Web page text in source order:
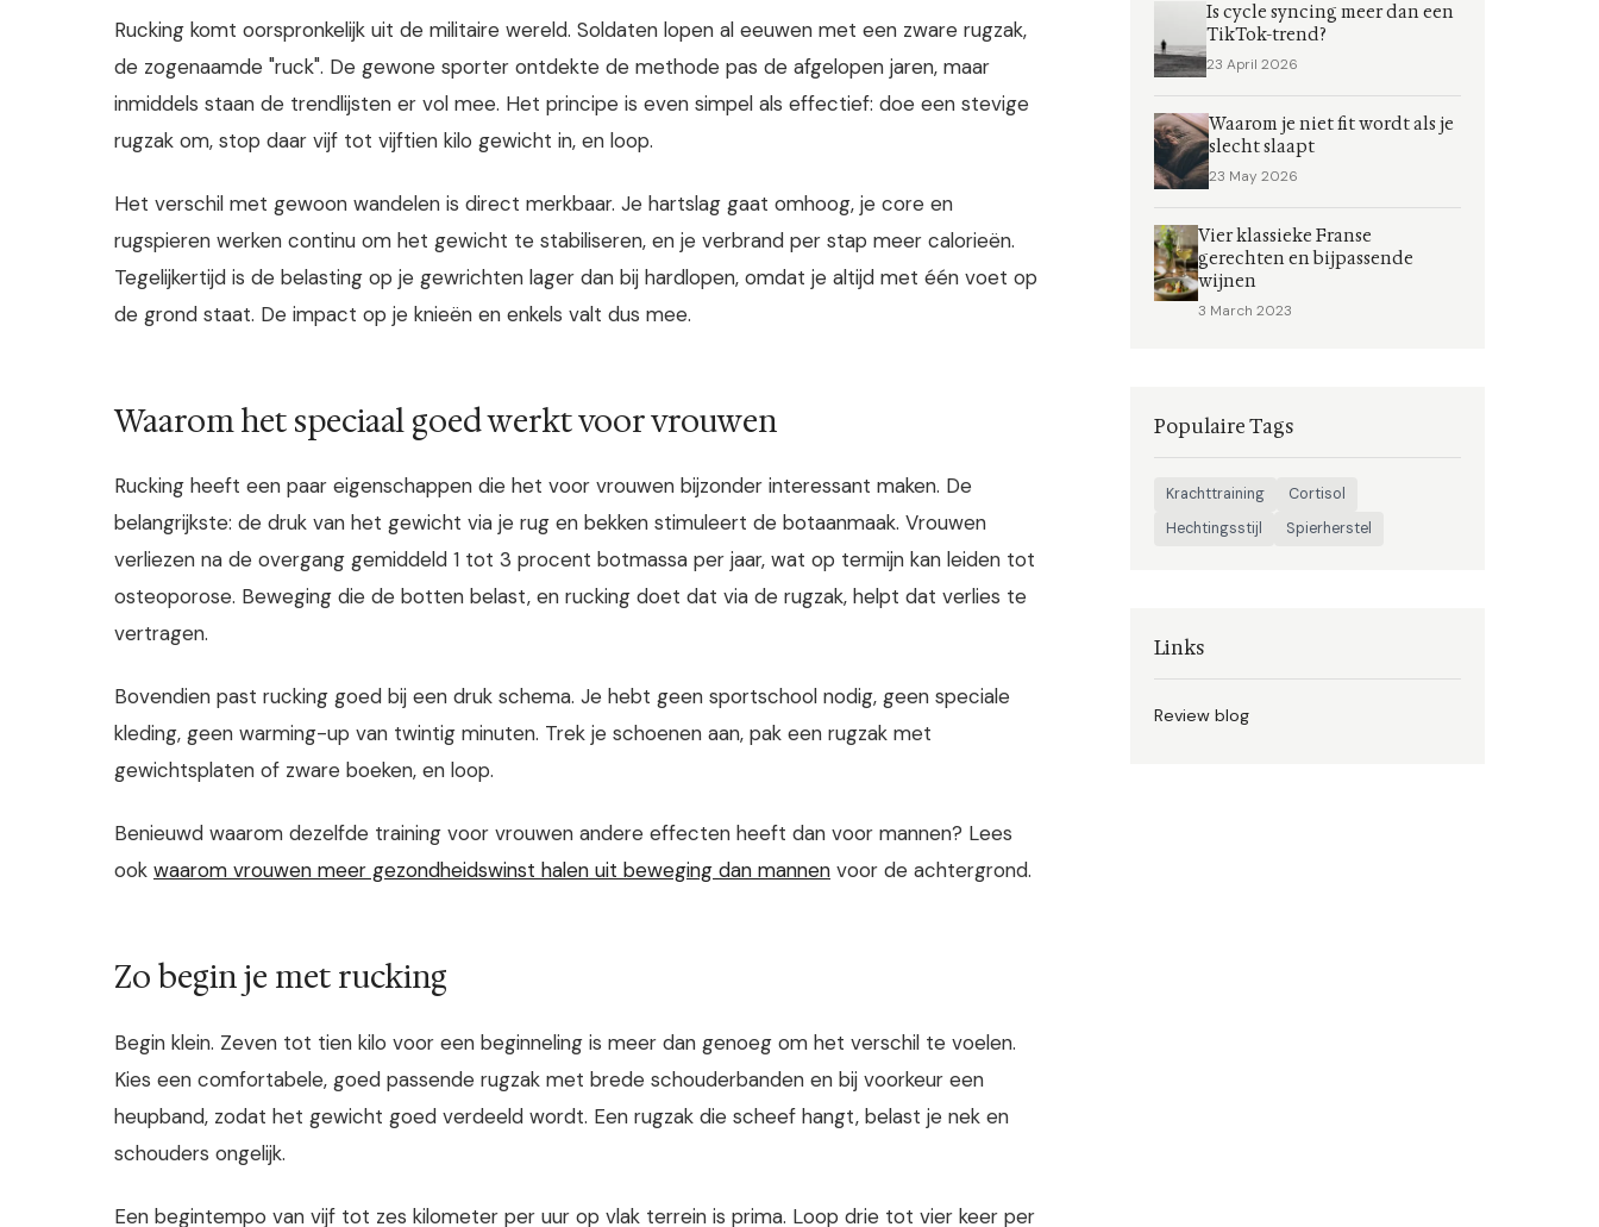
Rucking komt oorspronkelijk uit de militaire wereld. Soldaten lopen al eeuwen met een zware rugzak,
de zogenaamde "ruck". De gewone sporter ontdekte de methode pas de afgelopen jaren, maar
inmiddels staan de trendlijsten er vol mee. Het principe is even simpel als effectief: doe een stevige
rugzak om, stop daar vijf tot vijftien kilo gewicht in, en loop.
Het verschil met gewoon wandelen is direct merkbaar. Je hartslag gaat omhoog, je core en
rugspieren werken continu om het gewicht te stabiliseren, en je verbrand per stap meer calorieën.
Tegelijkertijd is de belasting op je gewrichten lager dan bij hardlopen, omdat je altijd met één voet op
de grond staat. De impact op je knieën en enkels valt dus mee.
Waarom het speciaal goed werkt voor vrouwen
Rucking heeft een paar eigenschappen die het voor vrouwen bijzonder interessant maken. De
belangrijkste: de druk van het gewicht via je rug en bekken stimuleert de botaanmaak. Vrouwen
verliezen na de overgang gemiddeld 1 tot 3 procent botmassa per jaar, wat op termijn kan leiden tot
osteoporose. Beweging die de botten belast, en rucking doet dat via de rugzak, helpt dat verlies te
vertragen.
Bovendien past rucking goed bij een druk schema. Je hebt geen sportschool nodig, geen speciale
kleding, geen warming-up van twintig minuten. Trek je schoenen aan, pak een rugzak met
gewichtsplaten of zware boeken, en loop.
Benieuwd waarom dezelfde training voor vrouwen andere effecten heeft dan voor mannen? Lees
ook waarom vrouwen meer gezondheidswinst halen uit beweging dan mannen voor de achtergrond.
Zo begin je met rucking
Begin klein. Zeven tot tien kilo voor een beginneling is meer dan genoeg om het verschil te voelen.
Kies een comfortabele, goed passende rugzak met brede schouderbanden en bij voorkeur een
heupband, zodat het gewicht goed verdeeld wordt. Een rugzak die scheef hangt, belast je nek en
schouders ongelijk.
Een begintempo van vijf tot zes kilometer per uur op vlak terrein is prima. Loop drie tot vier keer per
Is cycle syncing meer dan een
TikTok-trend?
23 April 2026
Waarom je niet fit wordt als je
slecht slaapt
23 May 2026
Vier klassieke Franse
gerechten en bijpassende
wijnen
3 March 2023
Populaire Tags
Krachttraining
Cortisol
Hechtingsstijl
Spierherstel
Links
Review blog